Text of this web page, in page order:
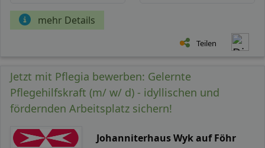
mehr Details
Teilen
Jetzt mit Pflegia bewerben: Gelernte
Pflegehilfskraft (m/ w/ d) - idyllischen und
fördernden Arbeitsplatz sichern!
Johanniterhaus Wyk auf Föhr